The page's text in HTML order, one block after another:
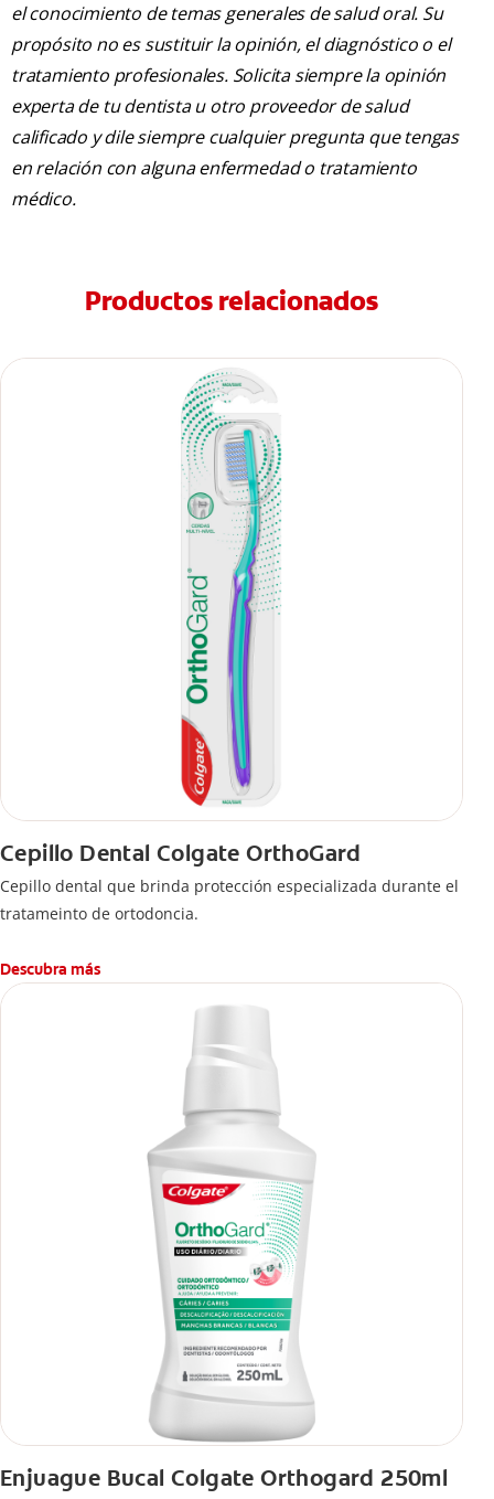
el conocimiento de temas generales de salud oral. Su
propósito no es sustituir la opinión, el diagnóstico o el
tratamiento profesionales. Solicita siempre la opinión
experta de tu dentista u otro proveedor de salud
calificado y dile siempre cualquier pregunta que tengas
en relación con alguna enfermedad o tratamiento
médico.
Productos relacionados
Cepillo Dental Colgate OrthoGard
Cepillo dental que brinda protección especializada durante el
tratameinto de ortodoncia.
Descubra más
Enjuague Bucal Colgate Orthogard 250ml